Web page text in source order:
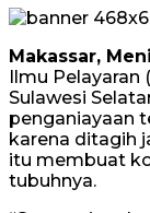
Makassar,
Ilmu Pelayaran
Sulawesi
penganiayaan
karena ditagih
itu membuat
tubuhnya.